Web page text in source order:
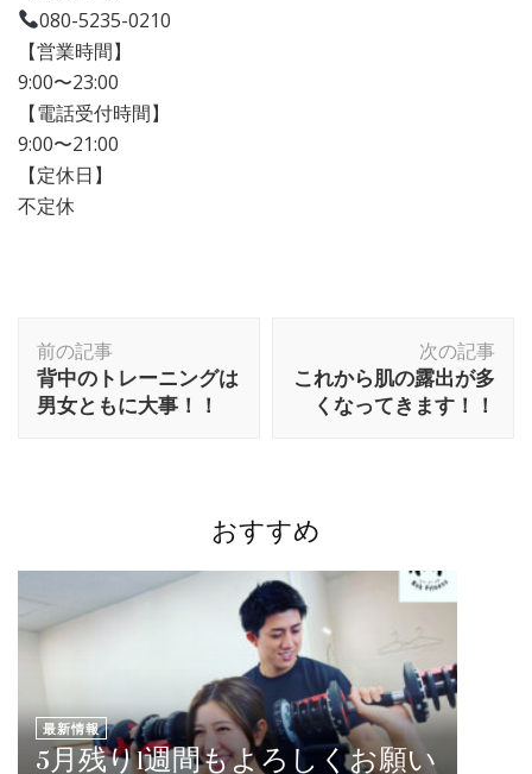
080-5235-0210
【営業時間】
9:00〜23:00
【電話受付時間】
9:00〜21:00
【定休日】
不定休
前の記事
背中のトレーニングは
男女ともに大事！！
次の記事
これから肌の露出が多
くなってきます！！
おすすめ
最新情報
5月残り1週間もよろしくお願い